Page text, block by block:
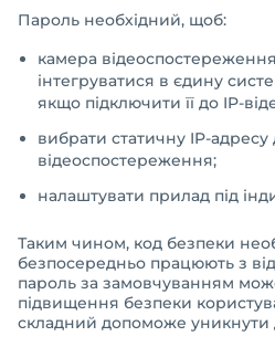
Пароль необхідний, щоб:
камера
інтегруватися в єдину
якщо підключити її до IP-
вибрати статичну IP-
відеоспостереження;
налаштувати прилад під
Таким чином, код безпеки
безпосередньо працюють з
пароль за замовчуванням
підвищення безпеки
складний допоможе уникнути